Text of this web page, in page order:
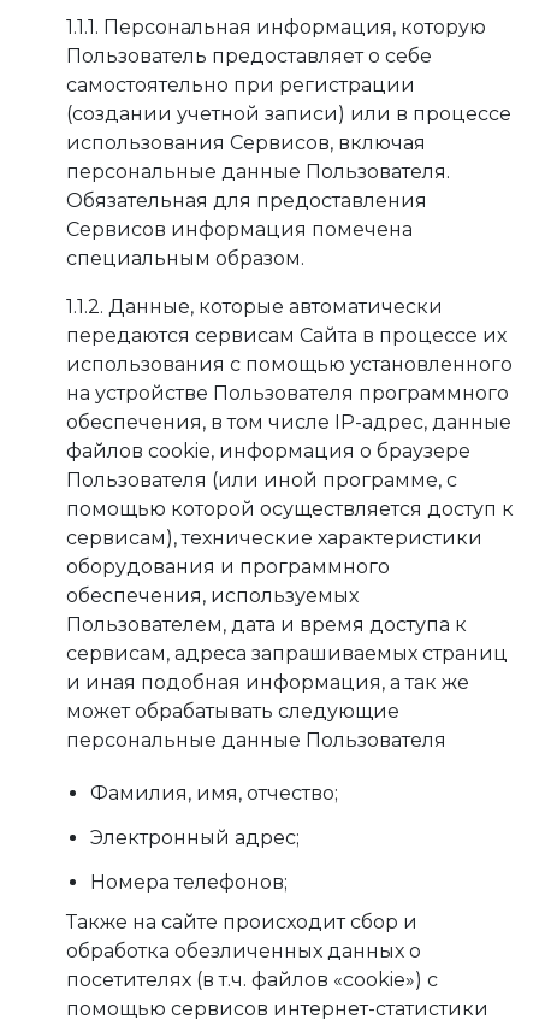
1.1.1. Персональная информация, которую
Пользователь предоставляет о себе
самостоятельно при регистрации
(создании учетной записи) или в процессе
использования Сервисов, включая
персональные данные Пользователя.
Обязательная для предоставления
Сервисов информация помечена
специальным образом.
1.1.2. Данные, которые автоматически
передаются сервисам Сайта в процессе их
использования с помощью установленного
на устройстве Пользователя программного
обеспечения, в том числе IP-адрес, данные
файлов cookie, информация о браузере
Пользователя (или иной программе, с
помощью которой осуществляется доступ к
сервисам), технические характеристики
оборудования и программного
обеспечения, используемых
Пользователем, дата и время доступа к
сервисам, адреса запрашиваемых страниц
и иная подобная информация, а так же
может обрабатывать следующие
персональные данные Пользователя
Фамилия, имя, отчество;
Электронный адрес;
Номера телефонов;
Также на сайте происходит сбор и
обработка обезличенных данных о
посетителях (в т.ч. файлов «cookie») с
помощью сервисов интернет-статистики